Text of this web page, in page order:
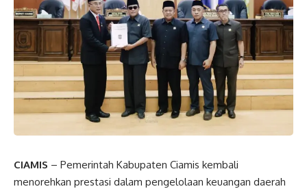
CIAMIS – Pemerintah Kabupaten Ciamis kembali
menorehkan prestasi dalam pengelolaan keuangan daerah